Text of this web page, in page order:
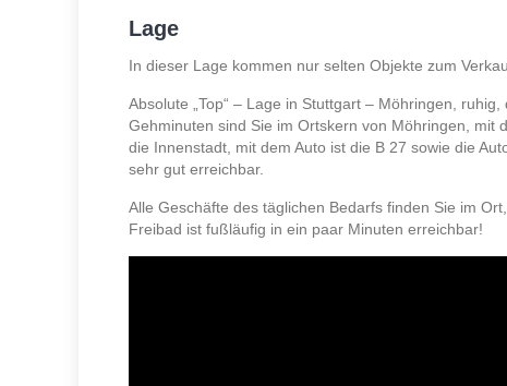
Lage
In dieser Lage kommen nur selten Objekte zum
Absolute „Top“ – Lage in Stuttgart – Möhringen,
Gehminuten sind Sie im Ortskern von Möhringen, mit
die Innenstadt, mit dem Auto ist die B 27 sowie die
sehr gut erreichbar.
Alle Geschäfte des täglichen Bedarfs finden Sie im
Freibad ist fußläufig in ein paar Minuten erreichbar!